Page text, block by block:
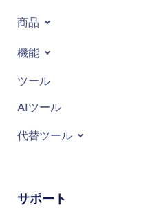
商品
機能
ツール
AIツール
代替ツール
サポート